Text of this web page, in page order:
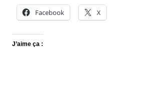
Facebook X
J’aime ça :